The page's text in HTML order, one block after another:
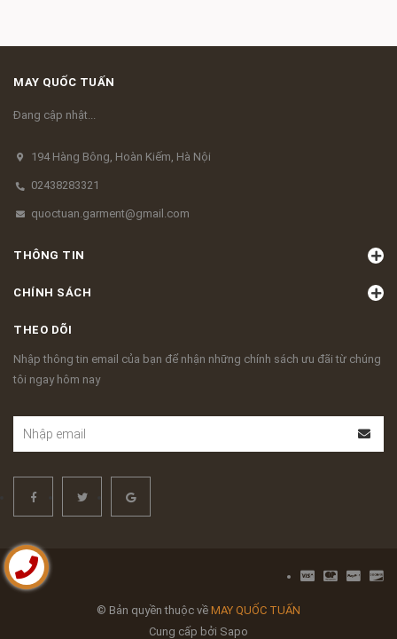
MAY QUỐC TUẤN
Đang cập nhật...
194 Hàng Bông, Hoàn Kiếm, Hà Nội
02438283321
quoctuan.garment@gmail.com
THÔNG TIN
CHÍNH SÁCH
THEO DÕI
Nhập thông tin email của bạn để nhận những chính sách ưu đãi từ chúng
tôi ngay hôm nay
© Bản quyền thuộc về MAY QUỐC TUẤN
Cung cấp bởi Sapo